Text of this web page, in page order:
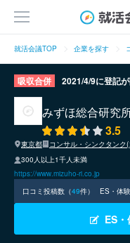
就活会議TOP 企業を探す
吸収合併 2021/4/9に登記
みずほ総合研究
3.5
東京都
コンサル・シンクタンク
300人以上1千人未満
https://www.mizuho-ri.co.jp
口コミ投稿数（49件） ES・体
ES